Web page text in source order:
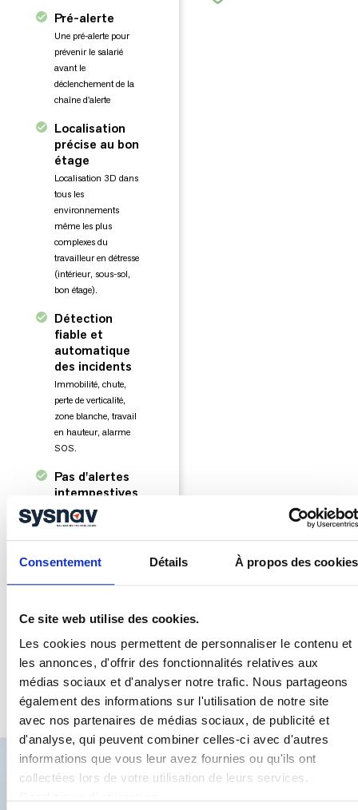
Consentement Détails À propos des cookies
Ce site web utilise des cookies.
Les cookies nous permettent de personnaliser le contenu et
les annonces, d'offrir des fonctionnalités relatives aux
médias sociaux et d'analyser notre trafic. Nous partageons
également des informations sur l'utilisation de notre site
avec nos partenaires de médias sociaux, de publicité et
d'analyse, qui peuvent combiner celles-ci avec d'autres
informations que vous leur avez fournies ou qu'ils ont
collectées lors de votre utilisation de leurs services.
Pré-alerte
Une pré-alerte pour
prévenir le salarié
avant le
déclenchement de la
chaîne d'alerte
Localisation
précise au bon
étage
Localisation 3D dans
tous les
environnements
même les plus
complexes du
travailleur en détresse
(intérieur, sous-sol,
bon étage).
Détection
fiable et
automatique
des incidents
Immobilité, chute,
perte de verticalité,
zone blanche, travail
en hauteur, alarme
SOS.
Pas d'alertes
intempestives
Des critères d'alerte
paramétrables selon
l'activité
Couverture
des zones
Installation par nos
garantir un envoi
d'alerte partout sur le
site et pour une
protection continue
Le boîtier PTI SafeGuard